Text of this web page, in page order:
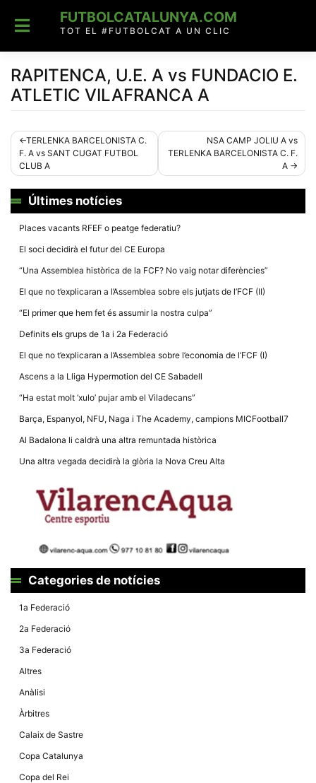
content
FUTBOLCATALUNYA.COM
TOT EL #FUTBOLCAT A UN CLIC
RAPITENCA, U.E. A vs FUNDACIO E.
ATLETIC VILAFRANCA A
Navegació
d'entrades
TERLENKA BARCELONISTA C.
F. A vs SANT CUGAT FUTBOL
CLUB A
NSA CAMP JOLIU A vs
TERLENKA BARCELONISTA C. F.
A
Últimes notícies
Places vacants RFEF o peatge federatiu?
El soci decidirà el futur del CE Europa
“Una Assemblea històrica de la FCF? No vaig notar diferències”
El que no t’explicaran a l’Assemblea sobre els jutjats de l’FCF (II)
“El primer que hem fet és assumir la nostra culpa”
Definits els grups de 1a i 2a Federació
El que no t’explicaran a l’Assemblea sobre l’economia de l’FCF (I)
Ascens a la Lliga Hypermotion del CE Sabadell
“Ha estat molt ‘xulo’ pujar amb el Viladecans”
Barça, Espanyol, NFU, Naga i The Academy, campions MICFootball7
Al Badalona li caldrà una altra remuntada històrica
Una altra vegada decidirà la glòria la Nova Creu Alta
Categories de notícies
1a Federació
2a Federació
3a Federació
Altres
Anàlisi
Àrbitres
Calaix de Sastre
Copa Catalunya
Copa del Rei
Necessàries
cookies no
opcionals,
necessàries
tècnic de la
web.
Estadístiques
de manera